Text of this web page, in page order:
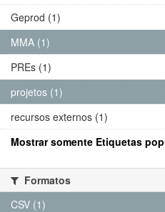
Geprod (1)
MMA (1)
PREs (1)
projetos (1)
recursos externos (1)
Mostrar somente Etiquetas
Formatos
CSV (1)